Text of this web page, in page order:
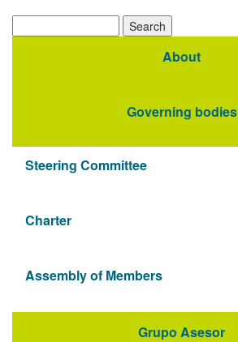
cuenta
About
Governing bodies
Steering Committee
Charter
Assembly of Members
Grupo Asesor